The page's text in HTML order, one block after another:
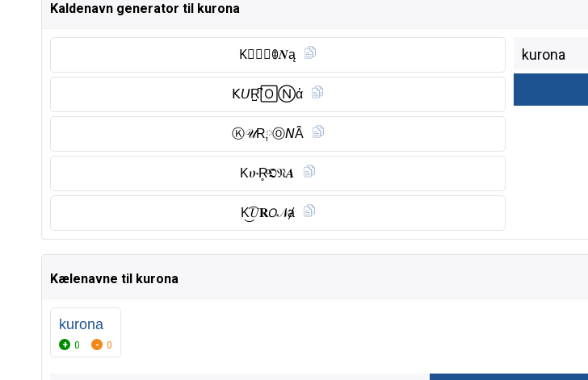
Kaldenavn generator til kurona
K⃠𝑼𝑅ꂦ𝑵ą
𝖪𝘜R̺͆🄾Ⓝ︎ά
Ⓚ︎𝒰R༙Ⓞ︎𝘕Ȃ̈
KሁR̥ͦ𝕺𝔑𝑨
K͜͡𝑈𝐑𝘖𝒩ⱥ
Kælenavne til kurona
kurona
0 0